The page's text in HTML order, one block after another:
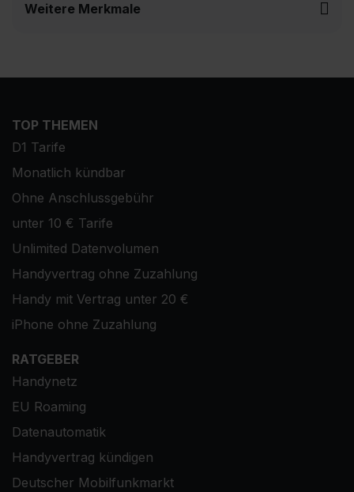
Weitere Merkmale
TOP THEMEN
D1 Tarife
Monatlich kündbar
Ohne Anschlussgebühr
unter 10 € Tarife
Unlimited Datenvolumen
Handyvertrag ohne Zuzahlung
Handy mit Vertrag unter 20 €
iPhone ohne Zuzahlung
RATGEBER
Handynetz
EU Roaming
Datenautomatik
Handyvertrag kündigen
Deutscher Mobilfunkmarkt